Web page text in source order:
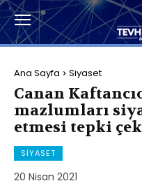
Ana Sayfa Siyaset
Canan
mazlumları
etmesi tepki
SIYASET
20 Nisan 2021